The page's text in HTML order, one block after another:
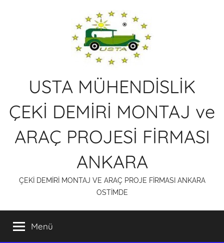
USTA MÜHENDİSLİK
ÇEKİ DEMİRİ MONTAJ ve
ARAÇ PROJESİ FİRMASI
ANKARA
ÇEKİ DEMİRİ MONTAJ VE ARAÇ PROJE FİRMASI ANKARA
OSTİMDE
Menü